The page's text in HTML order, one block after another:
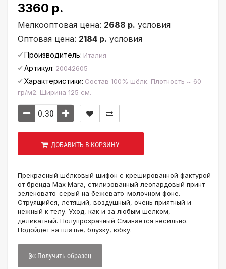
3360 р.
Мелкооптовая цена: 2688 р. условия
Оптовая цена: 2184 р. условия
Производитель: Италия
Артикул: 20042605
Характеристики: Состав 100% шёлк. Плотность ~ 60
гр/м2. Ширина 125 см.
ДОБАВИТЬ В КОРЗИНУ
Прекрасный шёлковый шифон с крешированной фактурой
от бренда Max Mara, стилизованный леопардовый принт
зеленовато-серый на бежевато-молочном фоне.
Струящийся, летящий, воздушный, очень приятный и
нежный к телу. Уход, как и за любым шелком,
деликатный. Полупрозрачный Сминается несильно.
Подойдет на платье, блузку, юбку.
Получить образец